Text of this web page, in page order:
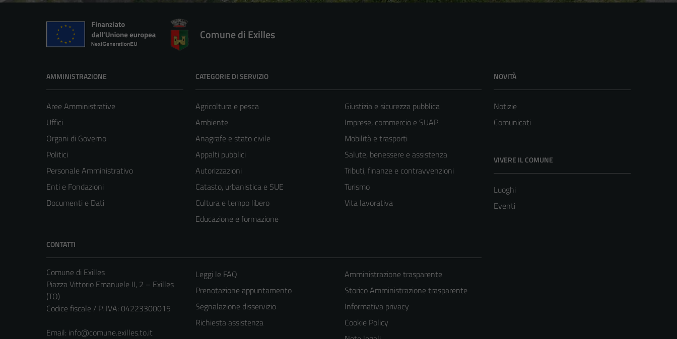
Comune di Exilles
AMMINISTRAZIONE
Aree Amministrative
Uffici
Organi di Governo
Politici
Personale Amministrativo
Enti e Fondazioni
Documenti e Dati
CATEGORIE DI SERVIZIO
Agricoltura e pesca
Ambiente
Anagrafe e stato civile
Appalti pubblici
Autorizzazioni
Catasto, urbanistica e SUE
Cultura e tempo libero
Educazione e formazione
Giustizia e sicurezza pubblica
Imprese, commercio e SUAP
Mobilità e trasporti
Salute, benessere e assistenza
Tributi, finanze e contravvenzioni
Turismo
Vita lavorativa
NOVITÀ
Notizie
Comunicati
VIVERE IL COMUNE
Luoghi
Eventi
CONTATTI
Comune di Exilles
Piazza Vittorio Emanuele II, 2 – Exilles
(TO)
Codice fiscale / P. IVA: 04223300015
Email: info@comune.exilles.to.it
Leggi le FAQ
Prenotazione appuntamento
Segnalazione disservizio
Richiesta assistenza
Amministrazione trasparente
Storico Amministrazione trasparente
Informativa privacy
Cookie Policy
Tecnici
Questi cookie
sono necessari
per il
funzionamento